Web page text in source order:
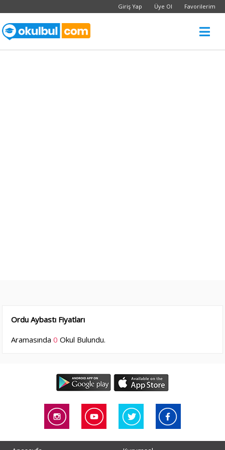
Giriş Yap Üye Ol Favorilerim
Ordu Aybastı Fiyatları
Aramasında0 Okul Bulundu.